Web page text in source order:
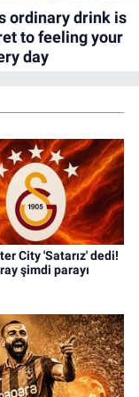
City 'Satarız' dedi!
şimdi parayı